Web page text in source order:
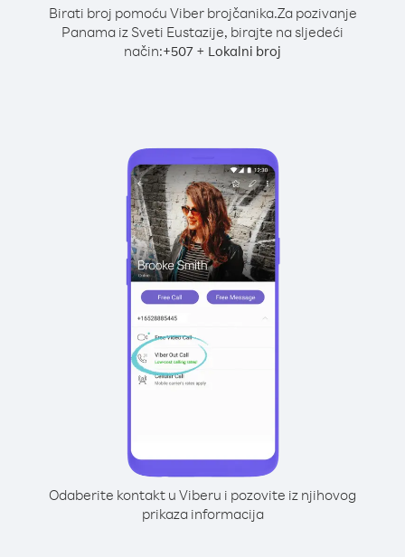
Birati broj pomoću Viber brojčanika.Za pozivanje
Panama iz Sveti Eustazije, birajte na sljedeći
način:+507 + Lokalni broj
Odaberite kontakt u Viberu i pozovite iz njihovog
prikaza informacija